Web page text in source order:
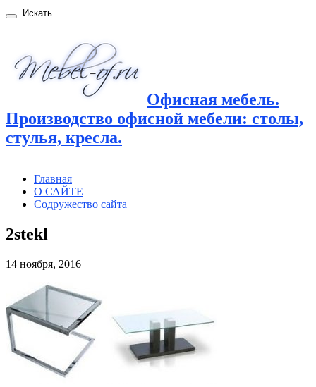
Офисная мебель.
Производство офисной мебели: столы,
стулья, кресла.
Главная
О САЙТЕ
Содружество сайта
2stekl
14 ноября, 2016